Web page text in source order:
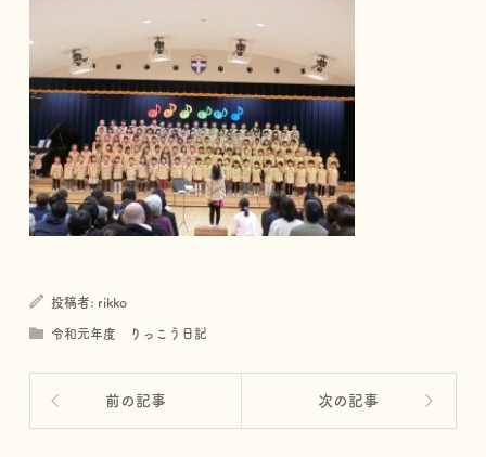
投稿者: rikko
令和元年度 りっこう日記
前の記事 次の記事